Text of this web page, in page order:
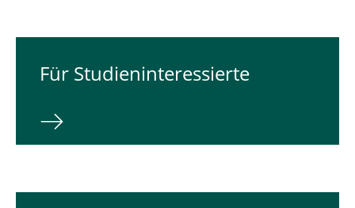
Für Studieninteressierte